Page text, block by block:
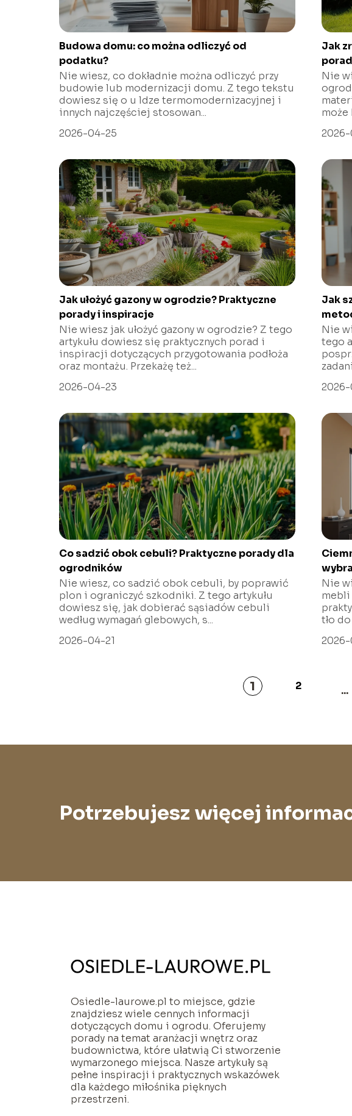
Budowa domu: co można odliczyć od
podatku?
Nie wiesz, co dokładnie można odliczyć przy
budowie lub modernizacji domu. Z tego tekstu
dowiesz się o u ldze termomodernizacyjnej i
innych najczęściej stosowan...
2026-04-25
Jak
Nie
może
Jak ułożyć gazony w ogrodzie? Praktyczne
porady i inspiracje
Nie wiesz jak ułożyć gazony w ogrodzie? Z tego
artykułu dowiesz się praktycznych porad i
inspiracji dotyczących przygotowania podłoża
oraz montażu. Przekażę też...
2026-04-23
Jak
Nie
tego
Co sadzić obok cebuli? Praktyczne porady dla
ogrodników
Nie wiesz, co sadzić obok cebuli, by poprawić
plon i ograniczyć szkodniki. Z tego artykułu
dowiesz się, jak dobierać sąsiadów cebuli
według wymagań glebowych, s...
2026-04-21
Nie
mebli
tło
2026-
1 2 ...
Potrzebujesz więcej
Osiedle-laurowe.pl to miejsce, gdzie
znajdziesz wiele cennych informacji
dotyczących domu i ogrodu. Oferujemy
porady na temat aranżacji wnętrz oraz
budownictwa, które ułatwią Ci stworzenie
wymarzonego miejsca. Nasze artykuły są
pełne inspiracji i praktycznych wskazówek
dla każdego miłośnika pięknych
przestrzeni.